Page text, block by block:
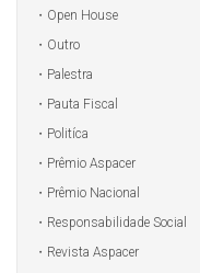
Open House
Outro
Palestra
Pauta Fiscal
Politíca
Prêmio Aspacer
Prêmio Nacional
Responsabilidade Social
Revista Aspacer